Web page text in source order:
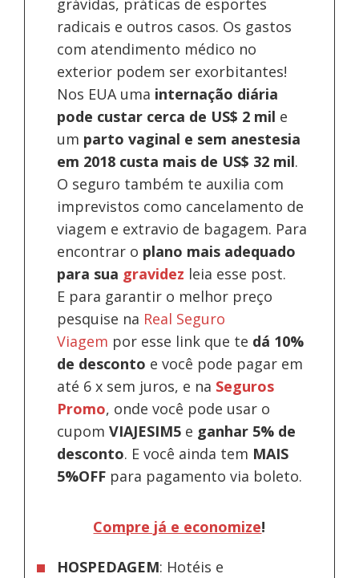
grávidas, práticas de esportes
radicais e outros casos. Os gastos
com atendimento médico no
exterior podem ser exorbitantes!
Nos EUA uma internação diária
pode custar cerca de US$ 2 mil e
um parto vaginal e sem anestesia
em 2018 custa mais de US$ 32 mil.
O seguro também te auxilia com
imprevistos como cancelamento de
viagem e extravio de bagagem. Para
encontrar o plano mais adequado
para sua gravidez leia esse post.
E para garantir o melhor preço
pesquise na Real Seguro
Viagem por esse link que te dá 10%
de desconto e você pode pagar em
até 6 x sem juros, e na Seguros
Promo, onde você pode usar o
cupomVIAJESIM5 e ganhar 5% de
desconto. E você ainda tem MAIS
5%OFF para pagamento via boleto.
Compre já e economize!
HOSPEDAGEM: Hotéis e